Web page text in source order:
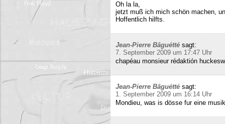
Oh la la,
jetzt muß ich mich schön machen,
Hoffentlich hilfts.
Jean-Pierre Bâguétté sagt:
7. September 2009 um 17:47 Uhr
chapéau monsieur rédaktión
Jean-Pierre Bâguétté sagt:
1. September 2009 um 16:14 Uhr
Mondieu, was is dösse fur eine